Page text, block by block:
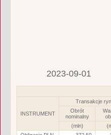
2023-09-01
INSTRUMENT
Transakcje
Obrót
nominalny
(mln)